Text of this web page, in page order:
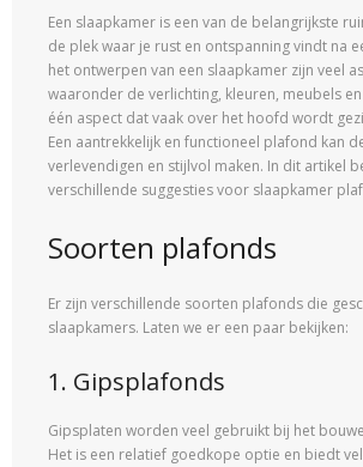
Een slaapkamer is een van de belangrijkste
de plek waar je rust en ontspanning vindt na
het ontwerpen van een slaapkamer zijn veel
waaronder de verlichting, kleuren, meubels
één aspect dat vaak over het hoofd wordt
Een aantrekkelijk en functioneel plafond kan
verlevendigen en stijlvol maken. In dit artikel
verschillende suggesties voor slaapkamer
Soorten plafonds
Er zijn verschillende soorten plafonds die
slaapkamers. Laten we er een paar bekijken:
1. Gipsplafonds
Gipsplaten worden veel gebruikt bij het
Het is een relatief goedkope optie en biedt